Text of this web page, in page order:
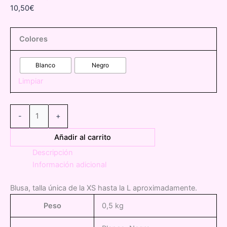
10,50€
Colores
Blanco Negro
Limpiar
-
encaje
+
Añadir al carrito
Descripción
Información adicional
Blusa, talla única de la XS hasta la L aproximadamente.
Peso
0,5 kg